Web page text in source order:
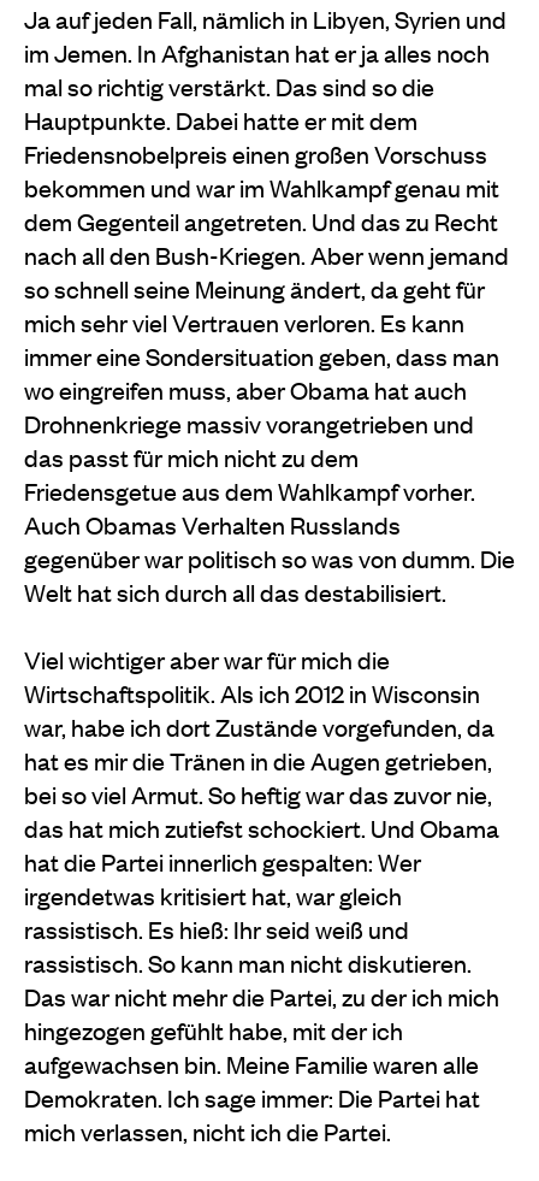
Ja auf jeden Fall, nämlich in Libyen, Syrien und
im Jemen. In Afghanistan hat er ja alles noch
mal so richtig verstärkt. Das sind so die
Hauptpunkte. Dabei hatte er mit dem
Friedensnobelpreis einen großen Vorschuss
bekommen und war im Wahlkampf genau mit
dem Gegenteil angetreten. Und das zu Recht
nach all den Bush-Kriegen. Aber wenn jemand
so schnell seine Meinung ändert, da geht für
mich sehr viel Vertrauen verloren. Es kann
immer eine Sondersituation geben, dass man
wo eingreifen muss, aber Obama hat auch
Drohnenkriege massiv vorangetrieben und
das passt für mich nicht zu dem
Friedensgetue aus dem Wahlkampf vorher.
Auch Obamas Verhalten Russlands
gegenüber war politisch so was von dumm. Die
Welt hat sich durch all das destabilisiert.
Viel wichtiger aber war für mich die
Wirtschaftspolitik. Als ich 2012 in Wisconsin
war, habe ich dort Zustände vorgefunden, da
hat es mir die Tränen in die Augen getrieben,
bei so viel Armut. So heftig war das zuvor nie,
das hat mich zutiefst schockiert. Und Obama
hat die Partei innerlich gespalten: Wer
irgendetwas kritisiert hat, war gleich
rassistisch. Es hieß: Ihr seid weiß und
rassistisch. So kann man nicht diskutieren.
Das war nicht mehr die Partei, zu der ich mich
hingezogen gefühlt habe, mit der ich
aufgewachsen bin. Meine Familie waren alle
Demokraten. Ich sage immer: Die Partei hat
mich verlassen, nicht ich die Partei.